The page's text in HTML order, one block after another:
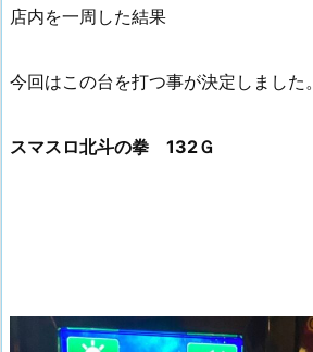
店内を一周した結果
今回はこの台を打つ事が決定しました。
スマスロ北斗の拳 132Ｇ